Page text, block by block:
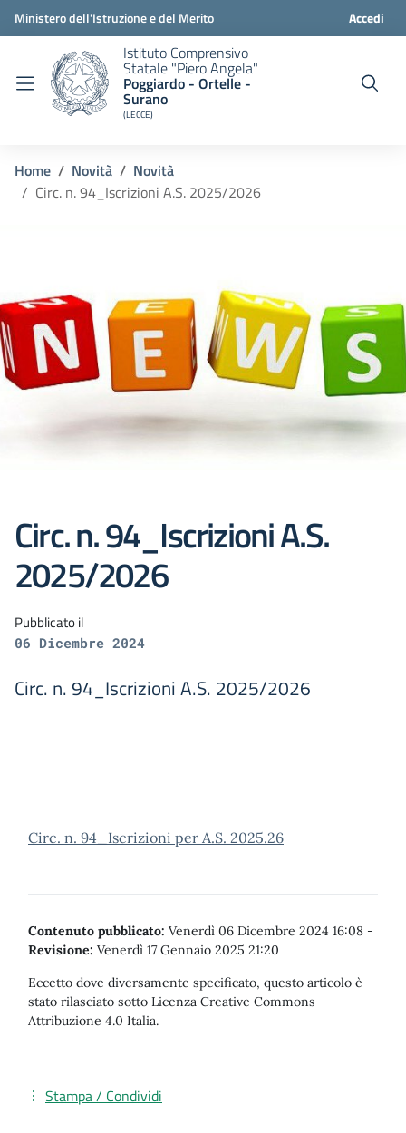
Ministero dell'Istruzione e del Merito Accedi
Istituto Comprensivo
Statale "Piero Angela"
Poggiardo - Ortelle -
Surano
(LECCE)
Home Novità
Novità
Circ. n. 94_Iscrizioni A.S. 2025/2026
Circ. n. 94_Iscrizioni A.S.
2025/2026
Pubblicato il
06 Dicembre 2024
Circ. n. 94_Iscrizioni A.S. 2025/2026
Circ. n. 94_Iscrizioni per A.S. 2025.26
Contenuto pubblicato: Venerdì 06 Dicembre 2024 16:08 -
Revisione: Venerdì 17 Gennaio 2025 21:20
Eccetto dove diversamente specificato, questo articolo è
stato rilasciato sotto Licenza Creative Commons
Attribuzione 4.0 Italia.
Stampa / Condividi